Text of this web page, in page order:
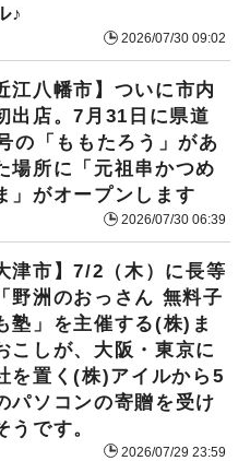
♪
2026/07/30 09:02
江八幡市】ついに市内
出店。7月31日に県道
の「ももたろう」があ
場所に「元祖串かつめ
」がオープンします
2026/07/30 06:39
津市】7/2（木）に長等
野洲のおっさん 無料子
塾」を主催する(株)ま
こしが、大阪・東京に
を置く(株)アイルから5
パソコンの寄贈を受け
うです。
2026/07/29 23:59